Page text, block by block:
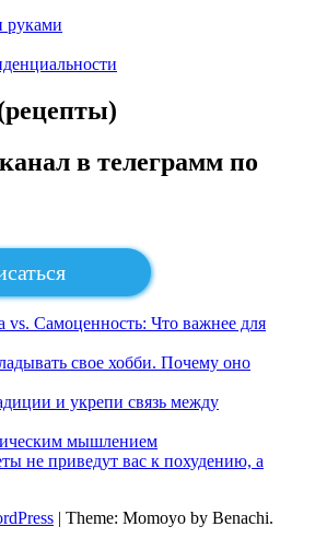
руками
в телеграмм по
vs. Самоценность: Что важнее для
свое хобби. Почему оно
и укрепи связь между
мышлением
не приведут вас к похудению, а
| Theme: Momoyo by Benachi.